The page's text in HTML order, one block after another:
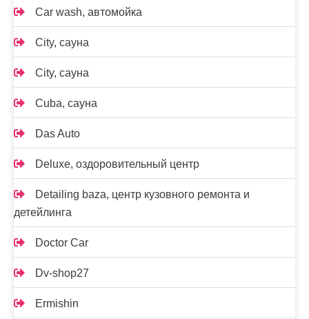
Car wash, автомойка
City, сауна
City, сауна
Cuba, сауна
Das Auto
Deluxe, оздоровительный центр
Detailing baza, центр кузовного ремонта и
детейлинга
Doctor Car
Dv-shop27
Ermishin